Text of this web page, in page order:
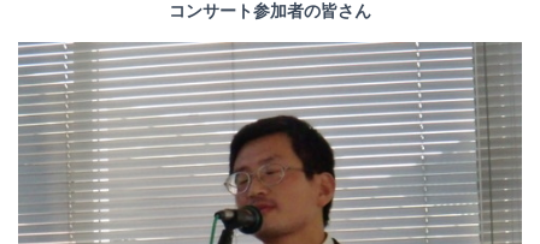
コンサート参加者の皆さん